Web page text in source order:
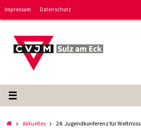
Impressum Datenschutz
StartAktuelles 24. Jugendkonferenz für